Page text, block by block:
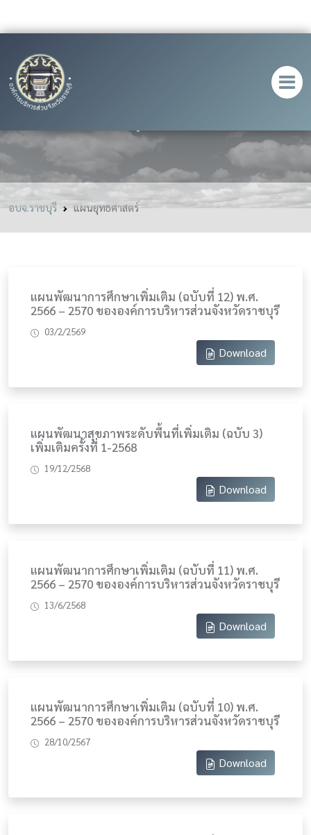
อบจ.ราชบุรี แผนยุทธศาสตร์
แผนพัฒนาการศึกษาเพิ่มเติม (ฉบับที่ 12) พ.ศ.
2566 – 2570 ขององค์การบริหารส่วนจังหวัดราชบุรี
03/2/2569
Download
แผนพัฒนาสุขภาพระดับพื้นที่เพิ่มเติม (ฉบับ 3)
เพิ่มเติมครั้งที่ 1-2568
19/12/2568
Download
แผนพัฒนาการศึกษาเพิ่มเติม (ฉบับที่ 11) พ.ศ.
2566 – 2570 ขององค์การบริหารส่วนจังหวัดราชบุรี
13/6/2568
Download
แผนพัฒนาการศึกษาเพิ่มเติม (ฉบับที่ 10) พ.ศ.
2566 – 2570 ขององค์การบริหารส่วนจังหวัดราชบุรี
28/10/2567
Download